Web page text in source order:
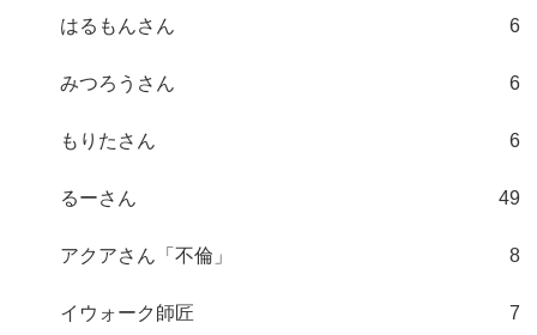
はるもんさん 6
みつろうさん 6
もりたさん 6
るーさん 49
アクアさん「不倫」 8
イウォーク師匠 7